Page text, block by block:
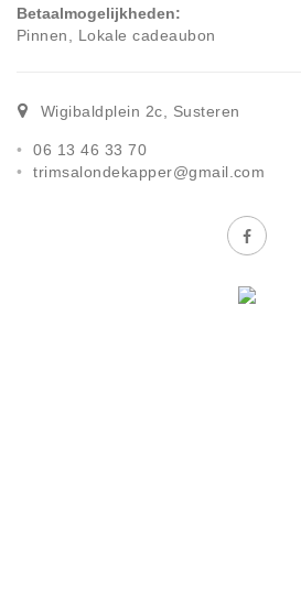
Betaalmogelijkheden
Pinnen, Lokale cadeaubon
Wigibaldplein 2c, Susteren
06 13 46 33 70
trimsalondekapper@gmail.com